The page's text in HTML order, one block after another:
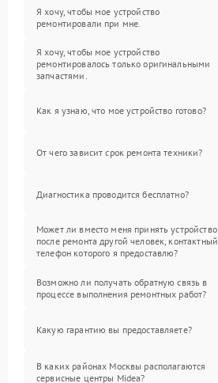
Я хочу, чтобы мое устройство
ремонтировали при мне.
Я хочу, чтобы мое устройство
ремонтировалось только оригинальными
запчастями.
Как я узнаю, что мое устройство готово?
От чего зависит срок ремонта техники?
Диагностика проводится бесплатно?
Может ли вместо меня принять устройство
после ремонта другой человек, контактный
телефон которого я предоставлю?
Возможно ли получать обратную связь в
процессе выполнения ремонтных работ?
Какую гарантию вы предоставляете?
В каких районах Москвы располагаются
сервисные центры Midea?